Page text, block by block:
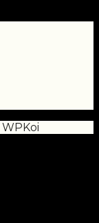
WPKoi